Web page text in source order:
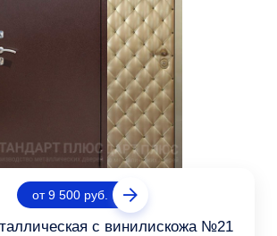
от 9 500 руб.
с винилискожа №21